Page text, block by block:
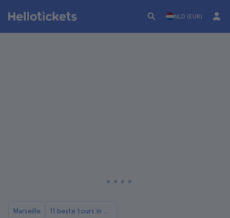
NLD (EUR)
Marseille 11 beste tours in Marseille